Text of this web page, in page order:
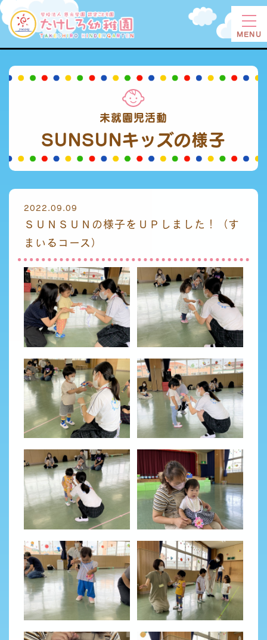
MENU
未就園児活動
SUNSUNキッズの様子
2022.09.09
ＳＵＮＳＵＮの様子をＵＰしました！（す
まいるコース）